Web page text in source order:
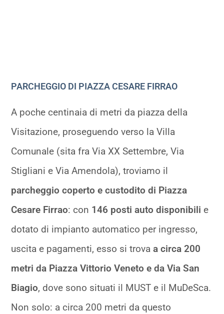
PARCHEGGIO DI PIAZZA CESARE FIRRAO
A poche centinaia di metri da piazza della
Visitazione, proseguendo verso la Villa
Comunale (sita fra Via XX Settembre, Via
Stigliani e Via Amendola), troviamo il
parcheggio coperto e custodito di Piazza
Cesare Firrao: con 146 posti auto disponibili e
dotato di impianto automatico per ingresso,
uscita e pagamenti, esso si trovaa circa 200
metri da Piazza Vittorio Veneto e da Via San
Biagio, dove sono situati il MUST e il MuDeSca.
Non solo: a circa 200 metri da questo